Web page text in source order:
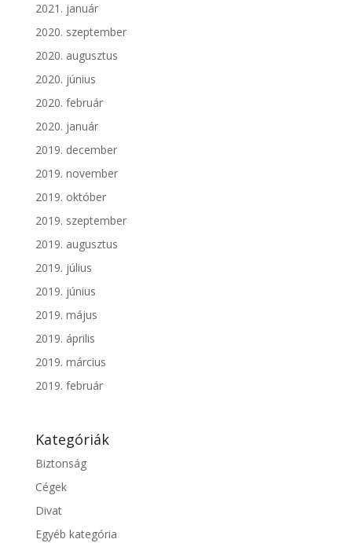
2021. január
2020. szeptember
2020. augusztus
2020. június
2020. február
2020. január
2019. december
2019. november
2019. október
2019. szeptember
2019. augusztus
2019. július
2019. június
2019. május
2019. április
2019. március
2019. február
Kategóriák
Biztonság
Cégek
Divat
Egyéb kategória